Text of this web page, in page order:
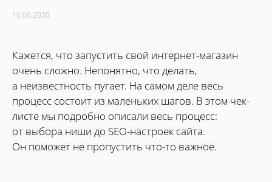
16.06.2020
Кажется, что запустить свой интернет-магазин
очень сложно. Непонятно, что делать,
а неизвестность пугает. На самом деле весь
процесс состоит из маленьких шагов. В этом чек-
листе мы подробно описали весь процесс:
от выбора ниши до SEO-настроек сайта.
Он поможет не пропустить что-то важное.